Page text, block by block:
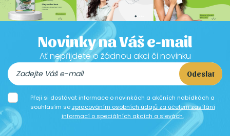
Novinky na Váš e-mail
Ať nepřijdete o žádnou akci či novinku
Odeslat
Přeji si dostávat informace o novinkách a akčních nabídkách a
souhlasím se zpracováním osobních údajů za účelem zasílání
informací o speciálních akcích a slevách.